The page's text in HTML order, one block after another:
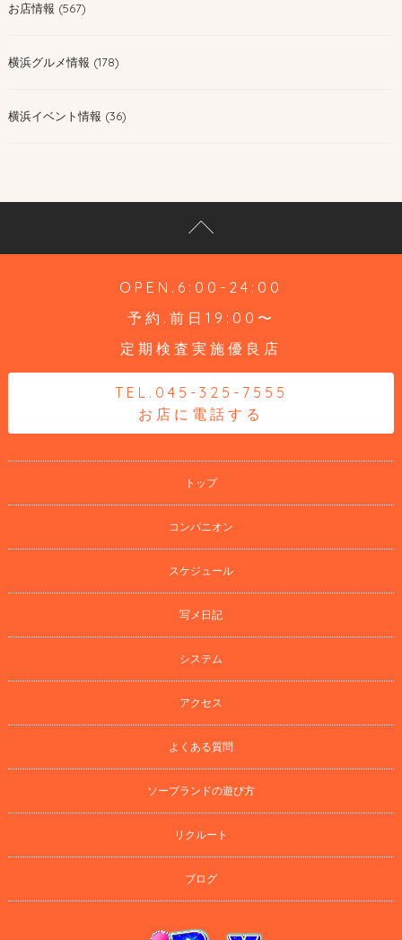
お店情報 (567)
横浜グルメ情報 (178)
横浜イベント情報 (36)
OPEN.6:00-24:00
予約.前日19:00〜
定期検査実施優良店
TEL.045-325-7555
お店に電話する
トップ
コンパニオン
スケジュール
写メ日記
システム
アクセス
よくある質問
ソープランドの遊び方
リクルート
ブログ